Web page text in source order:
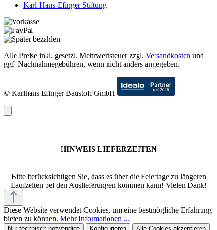
Karl-Hans-Efinger Stiftung
Alle Preise inkl. gesetzl. Mehrwertsteuer zzgl. Versandkosten und
ggf. Nachnahmegebühren, wenn nicht anders angegeben.
© Karlhans Efinger Baustoff GmbH
HINWEIS LIEFERZEITEN
Bitte berücksichtigen Sie, dass es über die Feiertage zu längeren
Laufzeiten bei den Auslieferungen kommen kann! Vielen Dank!
Diese Website verwendet Cookies, um eine bestmögliche Erfahrung
bieten zu können. Mehr Informationen ...
Nur technisch notwendige Konfigurieren Alle Cookies akzeptieren